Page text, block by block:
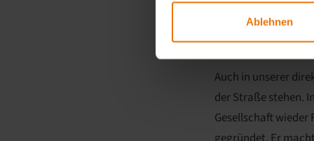
Ablehnen
HORIZONT e.V. –
Auch in unserer
der Straße stehen.
Gesellschaft wieder
gegründet. Er